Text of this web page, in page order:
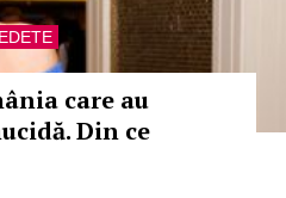
care au
Din ce